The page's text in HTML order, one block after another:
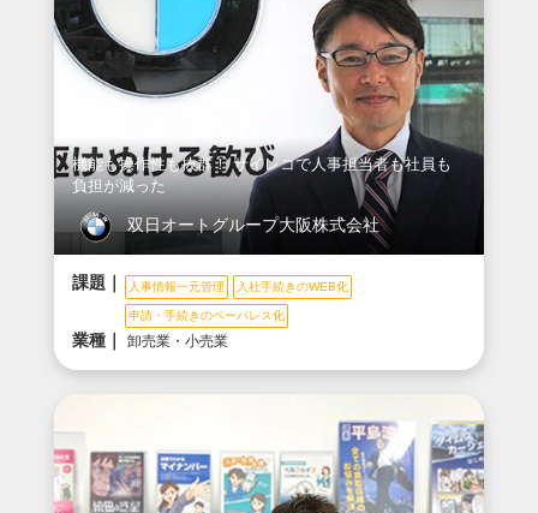
機能も操作性も抜群！ サイレコで人事担当者も社員も
負担が減った
双日オートグループ大阪株式会社
課題｜ 人事情報一元管理 入社手続きのWEB化
申請・手続きのペーパレス化
業種｜ 卸売業・小売業